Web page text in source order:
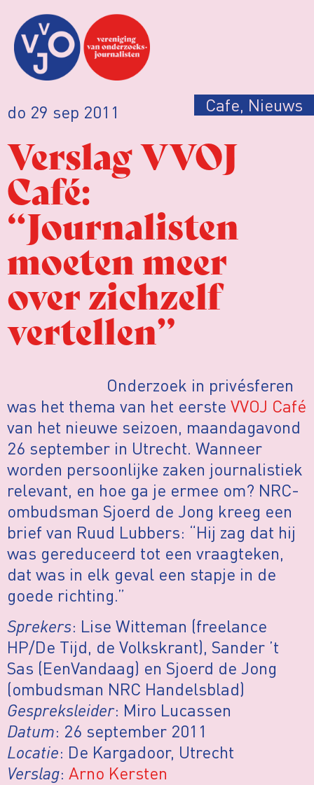
do 29 sep 2011 Cafe, Nieuws
Verslag VVOJ
Café:
“Journalisten
moeten meer
over zichzelf
vertellen”
Onderzoek in privésferen
was het thema van het eerste VVOJ Café
van het nieuwe seizoen, maandagavond
26 september in Utrecht. Wanneer
worden persoonlijke zaken journalistiek
relevant, en hoe ga je ermee om? NRC-
ombudsman Sjoerd de Jong kreeg een
brief van Ruud Lubbers: “Hij zag dat hij
was gereduceerd tot een vraagteken,
dat was in elk geval een stapje in de
goede richting.”
Sprekers: Lise Witteman (freelance
HP/De Tijd, de Volkskrant), Sander ’t
Sas (EenVandaag) en Sjoerd de Jong
(ombudsman NRC Handelsblad)
Gespreksleider: Miro Lucassen
Datum: 26 september 2011
Locatie: De Kargadoor, Utrecht
Verslag: Arno Kersten